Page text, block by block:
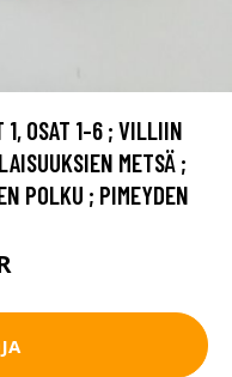
1, OSAT 1-6 ; VILLIIN
METSÄ ;
POLKU ; PIMEYDEN